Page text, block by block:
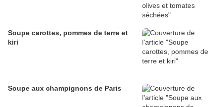
Soupe carottes, pommes de terre et
kiri
Soupe aux champignons de Paris